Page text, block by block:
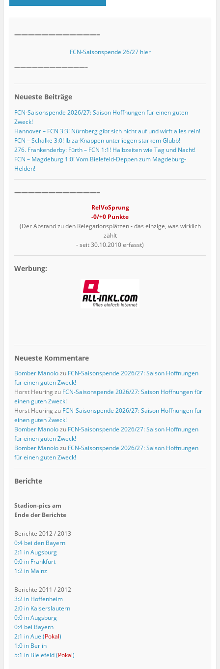
————————————–
FCN-Saisonspende 26/27 hier
————————————–
Neueste Beiträge
FCN-Saisonspende 2026/27: Saison Hoffnungen für einen guten
Zweck!
Hannover – FCN 3:3! Nürnberg gibt sich nicht auf und wirft alles rein!
FCN – Schalke 3:0! Ibiza-Knappen unterliegen starkem Glubb!
276. Frankenderby: Fürth – FCN 1:1! Halbzeiten wie Tag und Nacht!
FCN – Magdeburg 1:0! Vom Bielefeld-Deppen zum Magdeburg-
Helden!
————————————–
RelVoSprung
-0/+0 Punkte
(Der Abstand zu den Relegationsplätzen - das einzige, was wirklich
zählt
- seit 30.10.2010 erfasst)
Werbung:
Neueste Kommentare
Bomber Manolozu FCN-Saisonspende 2026/27: Saison Hoffnungen
für einen guten Zweck!
Horst Heuring zu FCN-Saisonspende 2026/27: Saison Hoffnungen für
einen guten Zweck!
Horst Heuring zu FCN-Saisonspende 2026/27: Saison Hoffnungen für
einen guten Zweck!
Bomber Manolozu FCN-Saisonspende 2026/27: Saison Hoffnungen
für einen guten Zweck!
Bomber Manolozu FCN-Saisonspende 2026/27: Saison Hoffnungen
für einen guten Zweck!
Berichte
Stadion-pics am
Ende der Berichte
Berichte 2012 / 2013
0:4 bei den Bayern
2:1 in Augsburg
0:0 in Frankfurt
1:2 in Mainz
Berichte 2011 / 2012
3:2 in Hoffenheim
2:0 in Kaiserslautern
0:0 in Augsburg
0:4 bei Bayern
2:1 in Aue (Pokal)
1:0 in Berlin
5:1 in Bielefeld (Pokal)